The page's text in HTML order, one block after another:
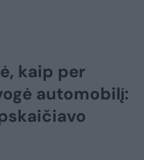
kaip per
automobilį: